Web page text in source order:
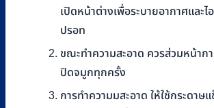
เปิดหน้าต่างเพื่อระบายอากาศและไ
ปรอท
ขณะทำความสะอาด ควรส่วมหน้าก
ปิดจมูกทุกครั้ง
การทำความมสะอาด ให้ใช้กระดาษ